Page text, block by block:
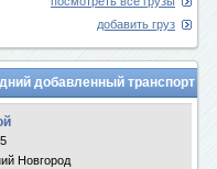
добавить груз
добавленный транспорт
Новгород